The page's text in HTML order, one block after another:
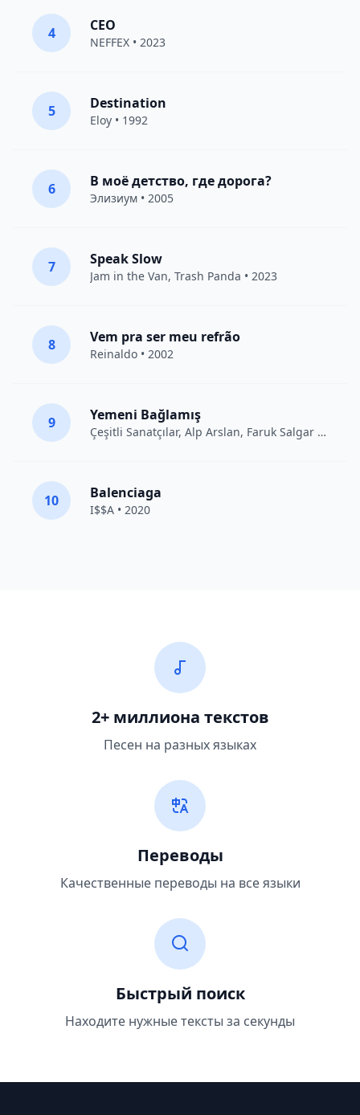
4 CEO
NEFFEX • 2023
5 Destination
Eloy • 1992
6 В моё детство, где дорога?
Элизиум • 2005
7 Speak Slow
Jam in the Van, Trash Panda • 2023
8 Vem pra ser meu refrão
Reinaldo • 2002
9 Yemeni Bağlamış
Çeşitli Sanatçılar, Alp Arslan, Faruk Salgar • 2012
10 Balenciaga
I$$A • 2020
2+ миллиона текстов
Песен на разных языках
Переводы
Качественные переводы на все языки
Быстрый поиск
Находите нужные тексты за секунды